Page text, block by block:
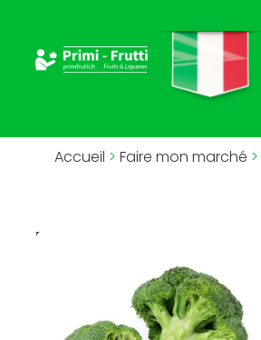
Accueil > Faire mon marché >